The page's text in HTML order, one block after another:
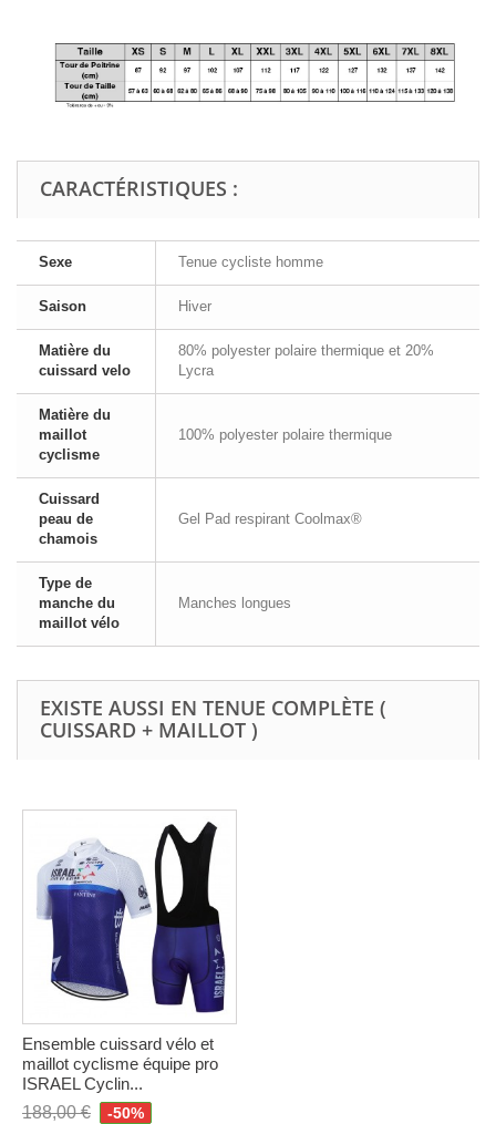
CARACTÉRISTIQUES :
Sexe Tenue cycliste homme
Saison Hiver
Matière du
cuissard velo
80% polyester polaire thermique et 20%
Lycra
Matière du
maillot
cyclisme
100% polyester polaire thermique
Cuissard
peau de
chamois
Gel Pad respirant Coolmax®
Type de
manche du
maillot vélo
Manches longues
EXISTE AUSSI EN TENUE COMPLÈTE (
CUISSARD + MAILLOT )
Ensemble cuissard vélo et
maillot cyclisme équipe pro
ISRAEL Cyclin...
188,00 €
-50%